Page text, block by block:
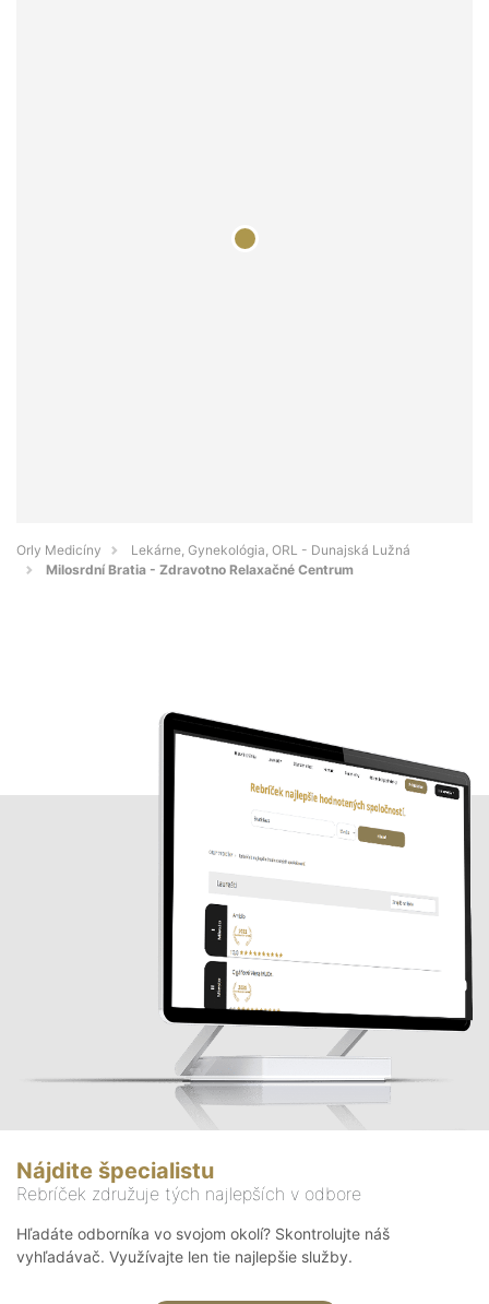
Orly Medicíny
Lekárne, Gynekológia, ORL - Dunajská Lužná
Milosrdní Bratia - Zdravotno Relaxačné Centrum
Nájdite špecialistu
Rebríček združuje tých najlepších v odbore
Hľadáte odborníka vo svojom okolí? Skontrolujte náš
vyhľadávač. Využívajte len tie najlepšie služby.